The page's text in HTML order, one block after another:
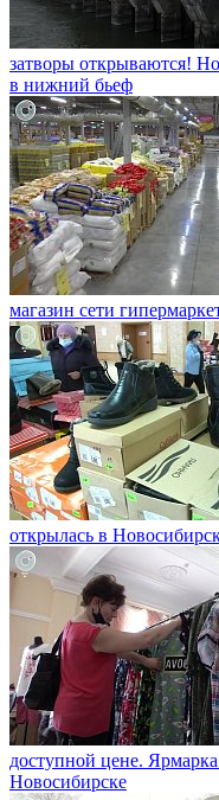
затворы открываются!
в нижний бьеф
магазин сети
открылась в
доступной цене.
Новосибирске